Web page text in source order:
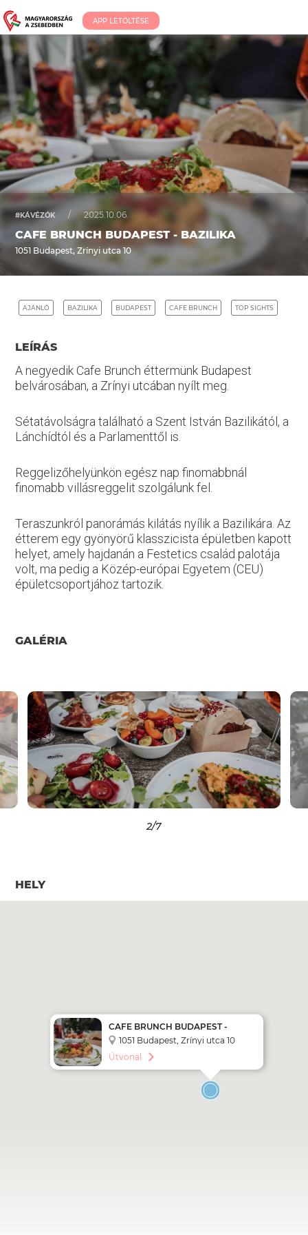
APP LETÖLTÉSE
#KÁVÉZÓK / 2025.10.06.
CAFE BRUNCH BUDAPEST - BAZILIKA
1051 Budapest, Zrínyi utca 10
AJÁNLÓ BAZILIKA BUDAPEST CAFE BRUNCH TOP SIGHTS
LEÍRÁS
A negyedik Cafe Brunch éttermünk Budapest
belvárosában, a Zrínyi utcában nyílt meg.
Sétatávolságra található a Szent István Bazilikától, a
Lánchídtól és a Parlamenttől is.
Reggelizőhelyünkön egész nap finomabbnál
finomabb villásreggelit szolgálunk fel.
Teraszunkról panorámás kilátás nyílik a Bazilikára. Az
étterem egy gyönyörű klasszicista épületben kapott
helyet, amely hajdanán a Festetics család palotája
volt, ma pedig a Közép-európai Egyetem (CEU)
épületcsoportjához tartozik.
GALÉRIA
2/7
HELY
CAFE BRUNCH BUDAPEST -
BAZILIKA
1051 Budapest, Zrínyi utca 10
Útvonal